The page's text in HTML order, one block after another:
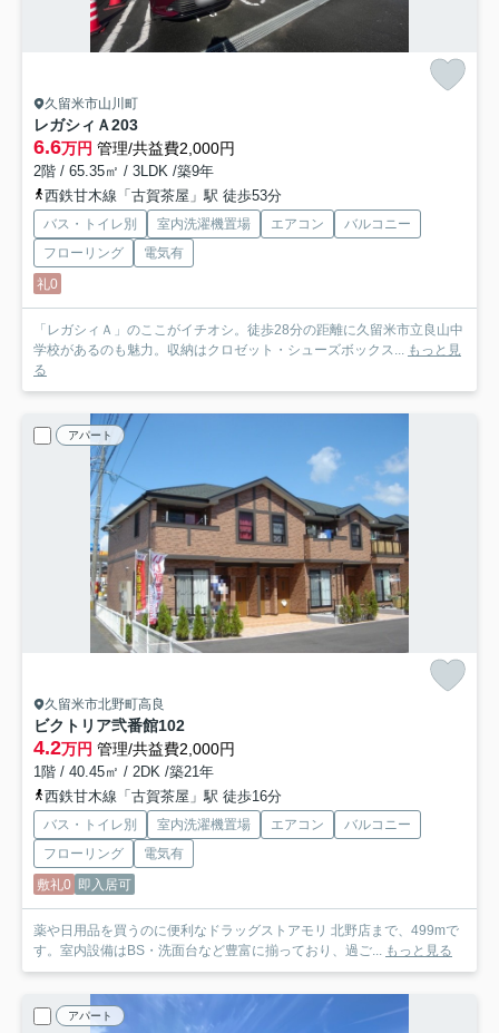
久留米市山川町
レガシィＡ203
6.6万円 管理/共益費2,000円
2階 / 65.35㎡ / 3LDK /築9年
西鉄甘木線「古賀茶屋」駅 徒歩53分
バス・トイレ別 室内洗濯機置場 エアコン
バルコニー
フローリング
電気有
礼0
「レガシィＡ」のここがイチオシ。徒歩28分の距離に久留米市立良山中
学校があるのも魅力。収納はクロゼット・シューズボックス... もっと見
る
アパート
久留米市北野町高良
ビクトリア弐番館102
4.2万円 管理/共益費2,000円
1階 / 40.45㎡ / 2DK /築21年
西鉄甘木線「古賀茶屋」駅 徒歩16分
バス・トイレ別 室内洗濯機置場 エアコン
バルコニー
フローリング
電気有
敷礼0 即入居可
薬や日用品を買うのに便利なドラッグストアモリ 北野店まで、499mで
す。室内設備はBS・洗面台など豊富に揃っており、過ご... もっと見る
アパート